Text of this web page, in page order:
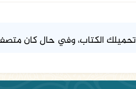
الكتاب، وفي حال كان